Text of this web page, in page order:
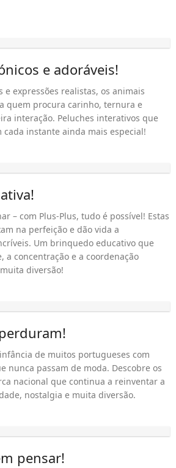
e adoráveis!
e expressões realistas, os animais
quem procura carinho, ternura e
interação. Peluches interativos que
instante ainda mais especial!
– com Plus-Plus, tudo é possível! Estas
na perfeição e dão vida a
Um brinquedo educativo que
a concentração e a coordenação
diversão!
de muitos portugueses com
nunca passam de moda. Descobre os
nacional que continua a reinventar a
nostalgia e muita diversão.
pensar!